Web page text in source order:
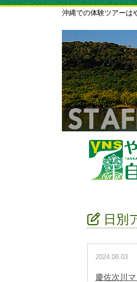
沖縄での体験ツアーは
日別
2024.08.03
慶佐次川